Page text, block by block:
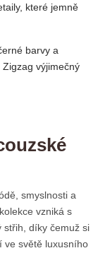
které jemně
barvy a
výjimečný
smyslnosti a
vzniká s
střih, díky čemuž si
ve světě luxusního